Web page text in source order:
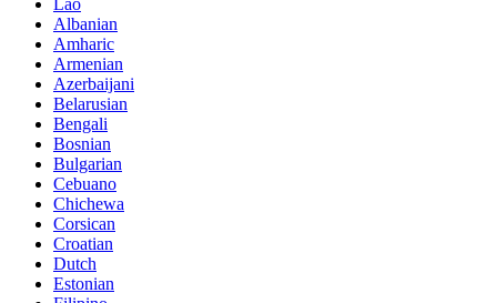
Lao
Albanian
Amharic
Armenian
Azerbaijani
Belarusian
Bengali
Bosnian
Bulgarian
Cebuano
Chichewa
Corsican
Croatian
Dutch
Estonian